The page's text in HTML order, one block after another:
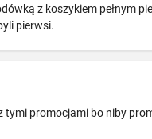
z koszykiem pełnym
pierwsi.
promocjami bo niby